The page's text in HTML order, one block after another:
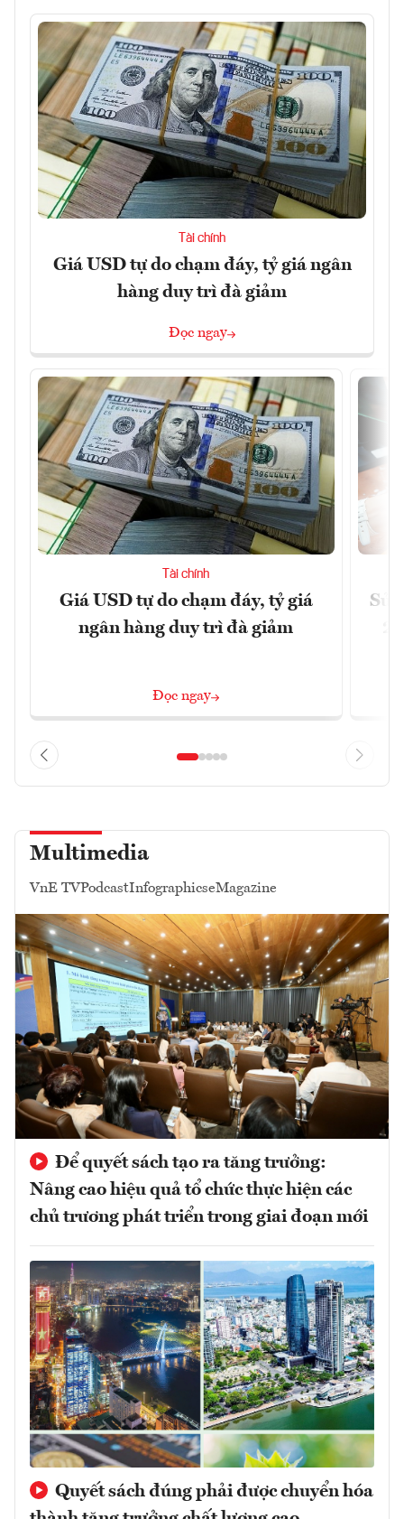
Tài chính
Giá USD tự do chạm đáy, tỷ giá ngân
hàng duy trì đà giảm
Đọc ngay
Tài chính
Giá USD tự do chạm đáy, tỷ giá
ngân hàng duy trì đà giảm
Đọc ngay
Multimedia
VnE TVPodcastInfographicseMagazine
Để quyết sách tạo ra tăng trưởng:
Nâng cao hiệu quả tổ chức thực hiện các
chủ trương phát triển trong giai đoạn mới
Quyết sách đúng phải được chuyển hóa